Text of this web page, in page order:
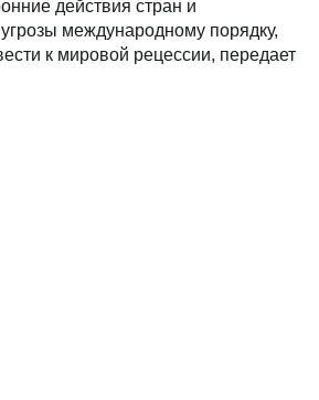
действия стран и
международному порядку,
к мировой рецессии, передает